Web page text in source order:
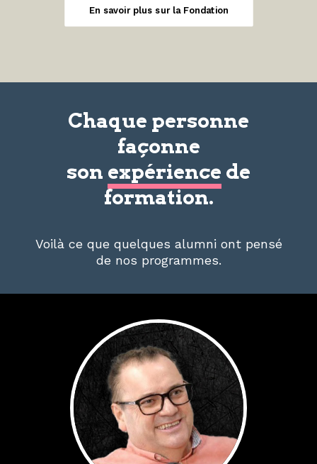
En savoir plus sur la Fondation
Chaque personne
façonne
son expérience de
formation.
Voilà ce que quelques alumni ont pensé
de nos programmes.